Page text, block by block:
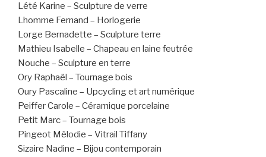
Lété Karine – Sculpture de verre
Lhomme Fernand – Horlogerie
Lorge Bernadette – Sculpture terre
Mathieu Isabelle – Chapeau en laine feutrée
Nouche – Sculpture en terre
Ory Raphaël – Tournage bois
Oury Pascaline – Upcycling et art numérique
Peiffer Carole – Céramique porcelaine
Petit Marc – Tournage bois
Pingeot Mélodie – Vitrail Tiffany
Sizaire Nadine – Bijou contemporain